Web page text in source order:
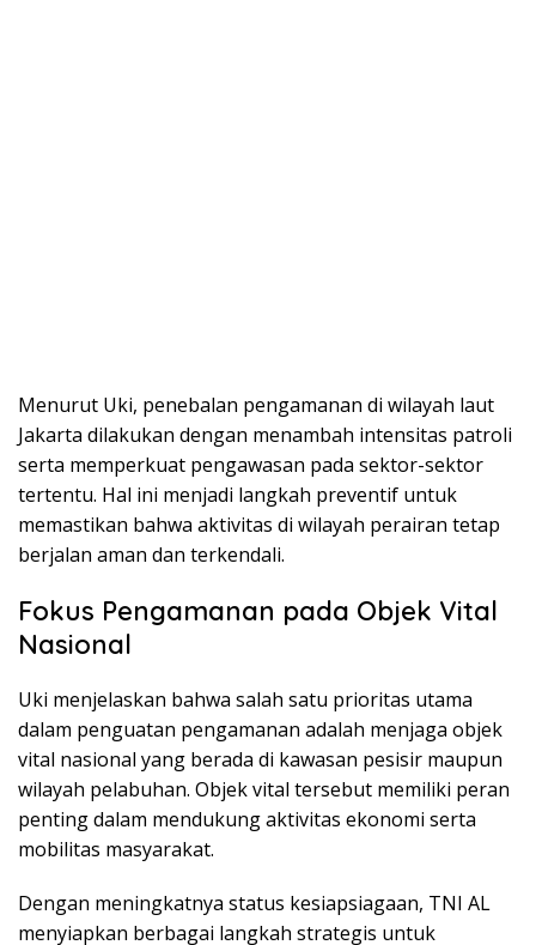
Menurut Uki, penebalan pengamanan di wilayah laut
Jakarta dilakukan dengan menambah intensitas patroli
serta memperkuat pengawasan pada sektor-sektor
tertentu. Hal ini menjadi langkah preventif untuk
memastikan bahwa aktivitas di wilayah perairan tetap
berjalan aman dan terkendali.
Fokus Pengamanan pada Objek Vital
Nasional
Uki menjelaskan bahwa salah satu prioritas utama
dalam penguatan pengamanan adalah menjaga objek
vital nasional yang berada di kawasan pesisir maupun
wilayah pelabuhan. Objek vital tersebut memiliki peran
penting dalam mendukung aktivitas ekonomi serta
mobilitas masyarakat.
Dengan meningkatnya status kesiapsiagaan, TNI AL
menyiapkan berbagai langkah strategis untuk